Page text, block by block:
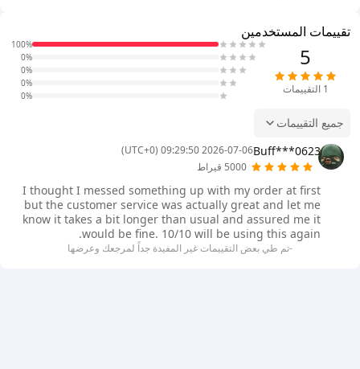
تقييمات المستخدمين
5
1 التقييمات
100%
0%
0%
0%
0%
جميع التقييمات
Buff***0623
2026-07-06 09:29:50 (UTC+0)
5000 قيراط
I thought I messed something up with my order at first
but the customer service was actually great and let me
know it takes a bit longer than usual and assured me it
would be fine. 10/10 will be using this again.
-تم طي بعض التقييمات غير المفيدة جداً لمرجعك وعرضها